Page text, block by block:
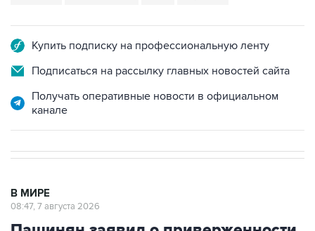
Купить подписку на профессиональную ленту
Подписаться на рассылку главных новостей сайта
Получать оперативные новости в официальном
канале
В МИРЕ
08:47, 7 августа 2026